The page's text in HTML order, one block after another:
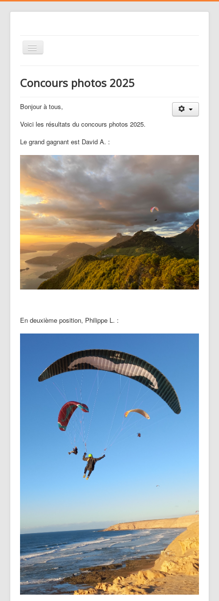
Basculer
la
Voler
Nos activités
Gestion des risques
Liens
Agenda
Contacts
Médias
Concours photos 2025
Bonjour à tous,
Voici les résultats du concours photos 2025.
Le grand gagnant est David A. :
En deuxième position, Philippe L. :